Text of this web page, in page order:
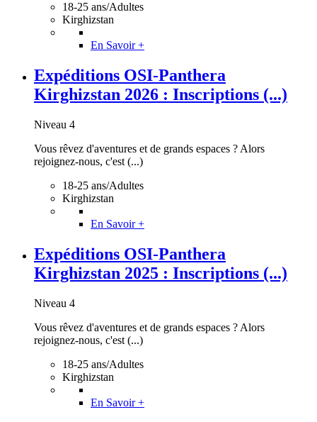
18-25 ans/Adultes
Kirghizstan
En Savoir +
Expéditions OSI-Panthera
Kirghizstan 2026 : Inscriptions (...)
Niveau 4
Vous rêvez d'aventures et de grands espaces ? Alors
rejoignez-nous, c'est (...)
18-25 ans/Adultes
Kirghizstan
En Savoir +
Expéditions OSI-Panthera
Kirghizstan 2025 : Inscriptions (...)
Niveau 4
Vous rêvez d'aventures et de grands espaces ? Alors
rejoignez-nous, c'est (...)
18-25 ans/Adultes
Kirghizstan
En Savoir +